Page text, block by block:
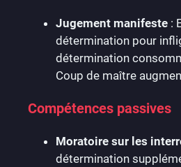
Jugement manifeste :
détermination pour
détermination
Coup de maître
Compétences passives
Moratoire sur les
détermination